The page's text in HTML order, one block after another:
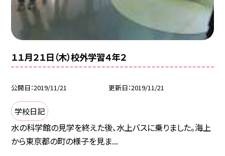
１１月２１日（木）校外学習４年２
公開日 2019/11/21 更新日 2019/11/21
学校日記
水の科学館の見学を終えた後、水上バスに乗りました。海上
から東京都の町の様子を見ま...